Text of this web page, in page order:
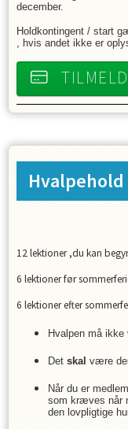
december.
Holdkontingent / start
, hvis andet ikke er
Hvalpehold
12 lektioner ,du kan
6 lektioner før
6 lektioner efter
Hvalpen må
Det skal være
Når du er
som kræves når
den lovpligtige